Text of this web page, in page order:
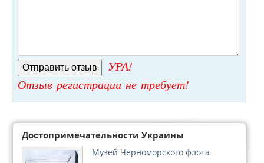
УРА!
Отзыв регистрации не требует!
Достопримечательности Украины
Музей Черноморского флота